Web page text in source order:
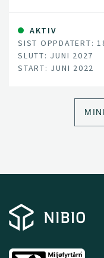
AKTIV
SIST OPPDATERT:
SLUTT: JUNI 2027
START: JUNI 2022